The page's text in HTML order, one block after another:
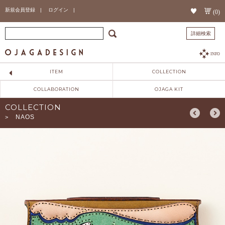
新規会員登録 | ログイン | (0)
詳細検索
INFO
ITEM COLLECTION
COLLABORATION OJAGA KIT
COLLECTION
> NAOS